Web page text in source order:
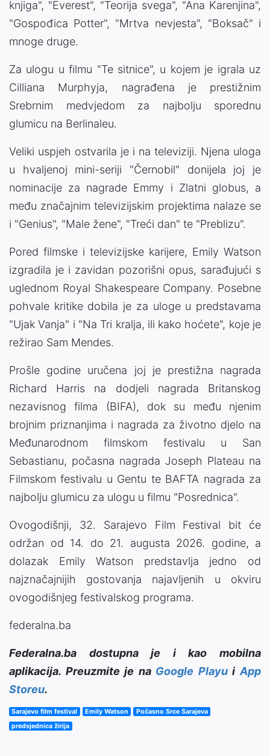
knjiga", "Everest", "Teorija svega", "Ana Karenjina",
"Gospođica Potter", "Mrtva nevjesta", "Boksač" i
mnoge druge.
Za ulogu u filmu "Te sitnice", u kojem je igrala uz
Cilliana Murphyja, nagrađena je prestižnim
Srebrnim medvjedom za najbolju sporednu
glumicu na Berlinaleu.
Veliki uspjeh ostvarila je i na televiziji. Njena uloga
u hvaljenoj mini-seriji "Černobil" donijela joj je
nominacije za nagrade Emmy i Zlatni globus, a
među značajnim televizijskim projektima nalaze se
i "Genius", "Male žene", "Treći dan" te "Preblizu".
Pored filmske i televizijske karijere, Emily Watson
izgradila je i zavidan pozorišni opus, sarađujući s
uglednom Royal Shakespeare Company. Posebne
pohvale kritike dobila je za uloge u predstavama
"Ujak Vanja" i "Na Tri kralja, ili kako hoćete", koje je
režirao Sam Mendes.
Prošle godine uručena joj je prestižna nagrada
Richard Harris na dodjeli nagrada Britanskog
nezavisnog filma (BIFA), dok su među njenim
brojnim priznanjima i nagrada za životno djelo na
Međunarodnom filmskom festivalu u San
Sebastianu, počasna nagrada Joseph Plateau na
Filmskom festivalu u Gentu te BAFTA nagrada za
najbolju glumicu za ulogu u filmu "Posrednica".
Ovogodišnji, 32. Sarajevo Film Festival bit će
održan od 14. do 21. augusta 2026. godine, a
dolazak Emily Watson predstavlja jedno od
najznačajnijih gostovanja najavljenih u okviru
ovogodišnjeg festivalskog programa.
federalna.ba
Federalna.ba dostupna je i kao mobilna
aplikacija. Preuzmite je na Google PlayuiApp
Storeu.
Sarajevo film festival Emily Watson
Počasno Srce Sarajeva
predsjednica žirija